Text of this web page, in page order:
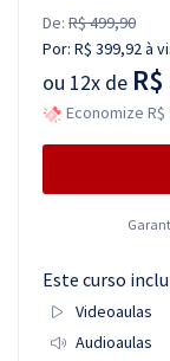
De: R$ 499,90
Por: R$ 399,92à
ou 12x de
Economize R$
Este curso
Videoaulas
Audioaulas